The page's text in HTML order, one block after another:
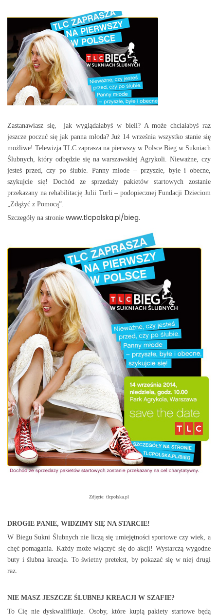
Zastanawiasz się, jak wyglądałabyś w bieli? A może chciałabyś raz
jeszcze poczuć się jak panna młoda? Już 14 września wszystko stanie się
możliwe! Telewizja TLC zaprasza na pierwszy w Polsce Bieg w Sukniach
Ślubnych, który odbędzie się na warszawskiej Agrykoli. Nieważne, czy
jesteś przed, czy po ślubie. Panny młode – przyszłe, byłe i obecne,
szykujcie się! Dochód ze sprzedaży pakietów startowych zostanie
przekazany na rehabilitację Julii Torli – podopiecznej Fundacji Dzieciom
„Zdążyć z Pomocą”.
Szczegóły na stronie www.tlcpolska.pl/bieg.
Zdjęcie: tlcpolska.pl
DROGIE PANIE, WIDZIMY SIĘ NA STARCIE!
W Biegu Sukni Ślubnych nie liczą się umiejętności sportowe czy wiek, a
chęć pomagania. Każdy może włączyć się do akcji! Wystarczą wygodne
buty i ślubna kreacja. To świetny pretekst, by pokazać się w niej drugi
raz.
NIE MASZ JESZCZE ŚLUBNEJ KREACJI W SZAFIE?
To Cię nie dyskwalifikuje. Osoby, które kupią pakiety startowe będą